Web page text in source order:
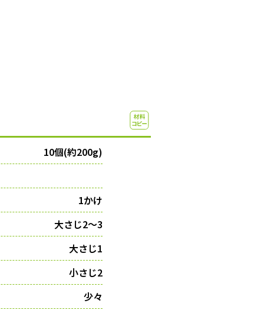
10個(約200g)
1かけ
大さじ2〜3
大さじ1
小さじ2
少々